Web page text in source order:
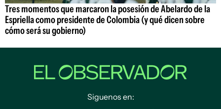
Tres momentos que marcaron la posesión de Abelardo de la
Espriella como presidente de Colombia (y qué dicen sobre
cómo será su gobierno)
Siguenos en: